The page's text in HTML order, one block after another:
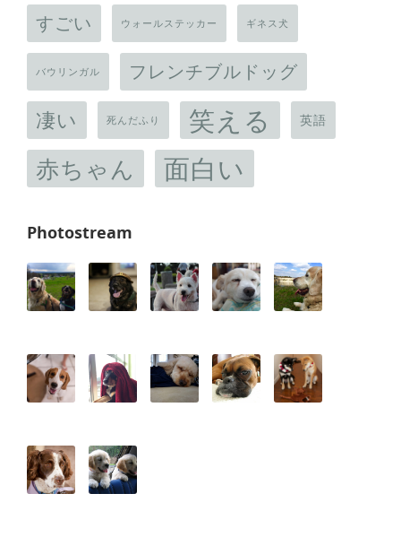
すごい ウォールステッカー ギネス犬
バウリンガル フレンチブルドッグ
凄い 死んだふり 笑える 英語
赤ちゃん 面白い
Photostream